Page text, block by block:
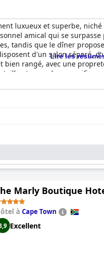
luxueux et superbe,
amical qui se
tandis que le dîner
d'un salon séparé,
rangé, avec une
taille et un cadre
l'impression d'être dans
Lire les
Marly Boutique
à Cape Town
Excellent